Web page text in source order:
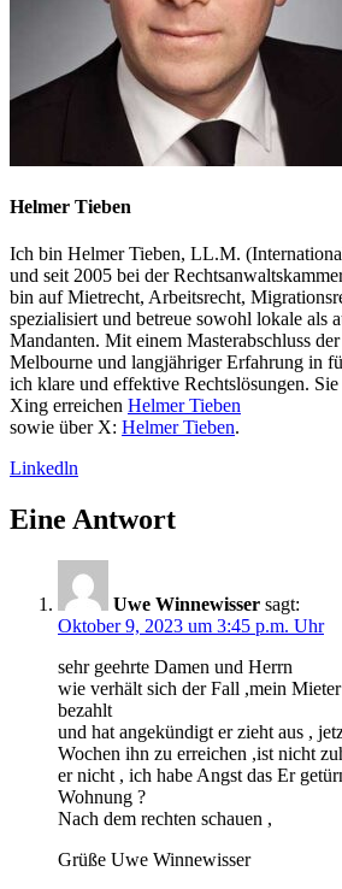
Helmer Tieben
Ich bin Helmer Tieben, LL.M.
und seit 2005 bei der
bin auf Mietrecht, Arbeitsrecht,
spezialisiert und betreue sowohl lokale als
Mandanten. Mit einem Masterabschluss
Melbourne und langjähriger Erfahrung in
ich klare und effektive Rechtslösungen.
Xing erreichen Helmer Tieben
sowie über X: Helmer Tieben.
Linkedln
Eine Antwort
Uwe Winnewisser sagt:
Oktober 9, 2023 um 3:45 p.m. Uhr
sehr geehrte Damen und Herrn
wie verhält sich der Fall ,mein
bezahlt
und hat angekündigt er zieht aus ,
Wochen ihn zu erreichen ,ist nicht
er nicht , ich habe Angst das Er
Wohnung ?
Nach dem rechten schauen ,
Grüße Uwe Winnewisser